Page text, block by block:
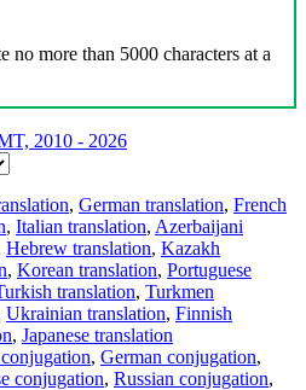
no more than 5000 characters at a
2010 - 2026
, German translation, French
, Italian translation, Azerbaijani
Hebrew translation, Kazakh
, Korean translation, Portuguese
translation, Turkmen
Ukrainian translation, Finnish
, Japanese translation
, German conjugation,
conjugation, Russian conjugation,